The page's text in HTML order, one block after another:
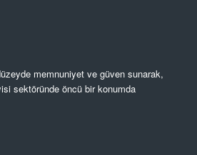
memnuniyet ve güven sunarak,
sektöründe öncü bir konumda